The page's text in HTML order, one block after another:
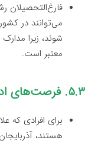
فارغ‌التحصیلان
می‌توانند در
شوند، زیرا
معتبر است.
۵.۳. فرصت‌های ادامه تحصیل
برای افرادی که
هستند،